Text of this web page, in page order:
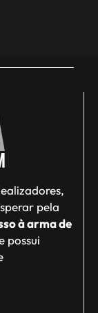
pela
à arma de
possui